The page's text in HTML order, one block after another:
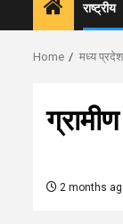
राष्ट्रीय
Home मध्य प्रदेश
2 months